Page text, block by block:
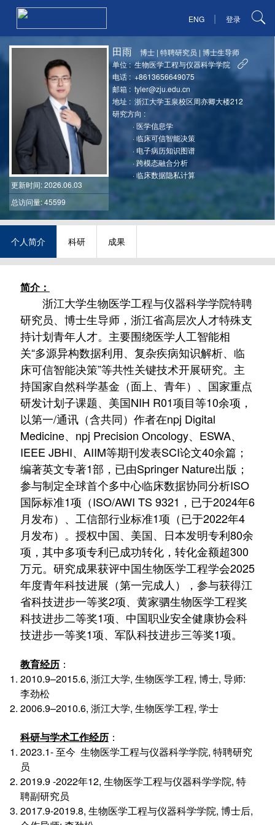
ENG | 登录
更新时间: 2026.06.03
总访问量: 45599
田雨 博士 |特聘研究员 |博士生导师
单位 : 生物医学工程与仪器科学学院
电话 : +8613656649075
邮箱 : tyler@zju.edu.cn
地址 : 浙江大学玉泉校区周亦卿大楼212
研究方向 :
·医学信息学
·临床可信智能决策
·电子病历知识图谱
·跨模态融合分析
·临床数据隐私计算
个人简介 科研 成果
简介：
浙江大学生物医学工程与仪器科学学院特聘
研究员、博士生导师，浙江省高层次人才特殊支
持计划青年人才。主要围绕医学人工智能相
关“多源异构数据利用、复杂疾病知识解析、临
床可信智能决策”等共性关键技术开展研究。主
持国家自然科学基金（面上、青年）、国家重点
研发计划子课题、美国NIH R01项目等10余项，
以第一/通讯（含共同）作者在npj Digital
Medicine、npj Precision Oncology、ESWA、
IEEE JBHI、AIIM等期刊发表SCI论文40余篇；
编著英文专著1部，已由Springer Nature出版；
参与制定全球首个多中心临床数据协同分析ISO
国际标准1项（ISO/AWI TS 9321，已于2024年6
月发布）、工信部行业标准1项（已于2022年4
月发布）。授权中国、美国、日本发明专利80余
项，其中多项专利已成功转化，转化金额超300
万元。研究成果获评中国生物医学工程学会2025
年度青年科技进展（第一完成人），参与获得江
省科技进步一等奖2项、黄家驷生物医学工程奖
科技进步二等奖1项、中国职业安全健康协会科
技进步一等奖1项、军队科技进步三等奖1项。
教育经历：
2010.9–2015.6, 浙江大学, 生物医学工程, 博士, 导师:
李劲松
2006.9–2010.6, 浙江大学, 生物医学工程, 学士
科研与学术工作经历：
2023.1- 至今 生物医学工程与仪器科学学院, 特聘研究
员
2019.9 -2022年12, 生物医学工程与仪器科学学院, 特
聘副研究员
2017.9-2019.8, 生物医学工程与仪器科学学院, 博士后,